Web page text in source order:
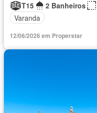
T15
2 Banheiros
Varanda
12/06/2026 em Properstar